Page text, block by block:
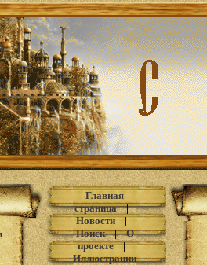
Главная
страница|
Новости|
Поиск|О
проекте|
Иллюстрации